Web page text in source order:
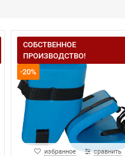
СОБСТВЕННОЕ
ПРОИЗВОДСТВО!
-20%
избранное сравнить